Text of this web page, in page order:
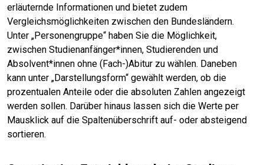
erläuternde Informationen und bietet zudem
Vergleichsmöglichkeiten zwischen den Bundesländern.
Unter „Personengruppe“ haben Sie die Möglichkeit,
zwischen Studienanfänger*innen, Studierenden und
Absolvent*innen ohne (Fach-)Abitur zu wählen. Daneben
kann unter „Darstellungsform“ gewählt werden, ob die
prozentualen Anteile oder die absoluten Zahlen angezeigt
werden sollen. Darüber hinaus lassen sich die Werte per
Mausklick auf die Spaltenüberschrift auf- oder absteigend
sortieren.